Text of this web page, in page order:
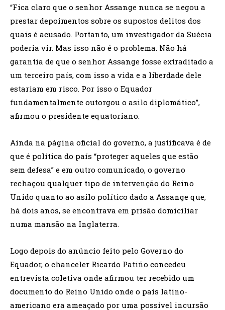
“Fica claro que o senhor Assange nunca se negou a
prestar depoimentos sobre os supostos delitos dos
quais é acusado. Portanto, um investigador da Suécia
poderia vir. Mas isso não é o problema. Não há
garantia de que o senhor Assange fosse extraditado a
um terceiro país, com isso a vida e a liberdade dele
estariam em risco. Por isso o Equador
fundamentalmente outorgou o asilo diplomático”,
afirmou o presidente equatoriano.
Ainda na página oficial do governo, a justificava é de
que é política do país “proteger aqueles que estão
sem defesa” e em outro comunicado, o governo
rechaçou qualquer tipo de intervenção do Reino
Unido quanto ao asilo político dado a Assange que,
há dois anos, se encontrava em prisão domiciliar
numa mansão na Inglaterra.
Logo depois do anúncio feito pelo Governo do
Equador, o chanceler Ricardo Patiño concedeu
entrevista coletiva onde afirmou ter recebido um
documento do Reino Unido onde o país latino-
americano era ameaçado por uma possível incursão